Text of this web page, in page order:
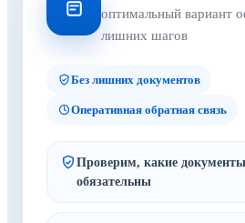
оптимальный вариант
лишних шагов
Без лишних документов
Оперативная обратная связь
Проверим, какие документы
обязательны